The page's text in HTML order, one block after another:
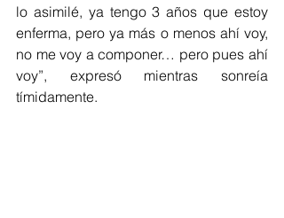
lo asimilé, ya tengo 3 años que estoy
enferma, pero ya más o menos ahí voy,
no me voy a componer… pero pues ahí
voy”, expresó mientras sonreía
tímidamente.